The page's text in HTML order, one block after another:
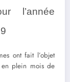
l’année
ont fait l’objet
plein mois de